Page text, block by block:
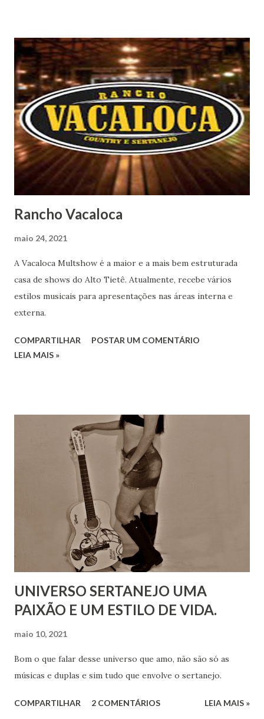
Rancho Vacaloca
maio 24, 2021
A Vacaloca Multshow é a maior e a mais bem estruturada
casa de shows do Alto Tietê. Atualmente, recebe vários
estilos musicais para apresentações nas áreas interna e
externa.
COMPARTILHAR
POSTAR UM COMENTÁRIO
LEIA MAIS »
UNIVERSO SERTANEJO UMA
PAIXÃO E UM ESTILO DE VIDA.
maio 10, 2021
Bom o que falar desse universo que amo, não são só as
músicas e duplas e sim tudo que envolve o sertanejo.
COMPARTILHAR 2 COMENTÁRIOS LEIA MAIS »